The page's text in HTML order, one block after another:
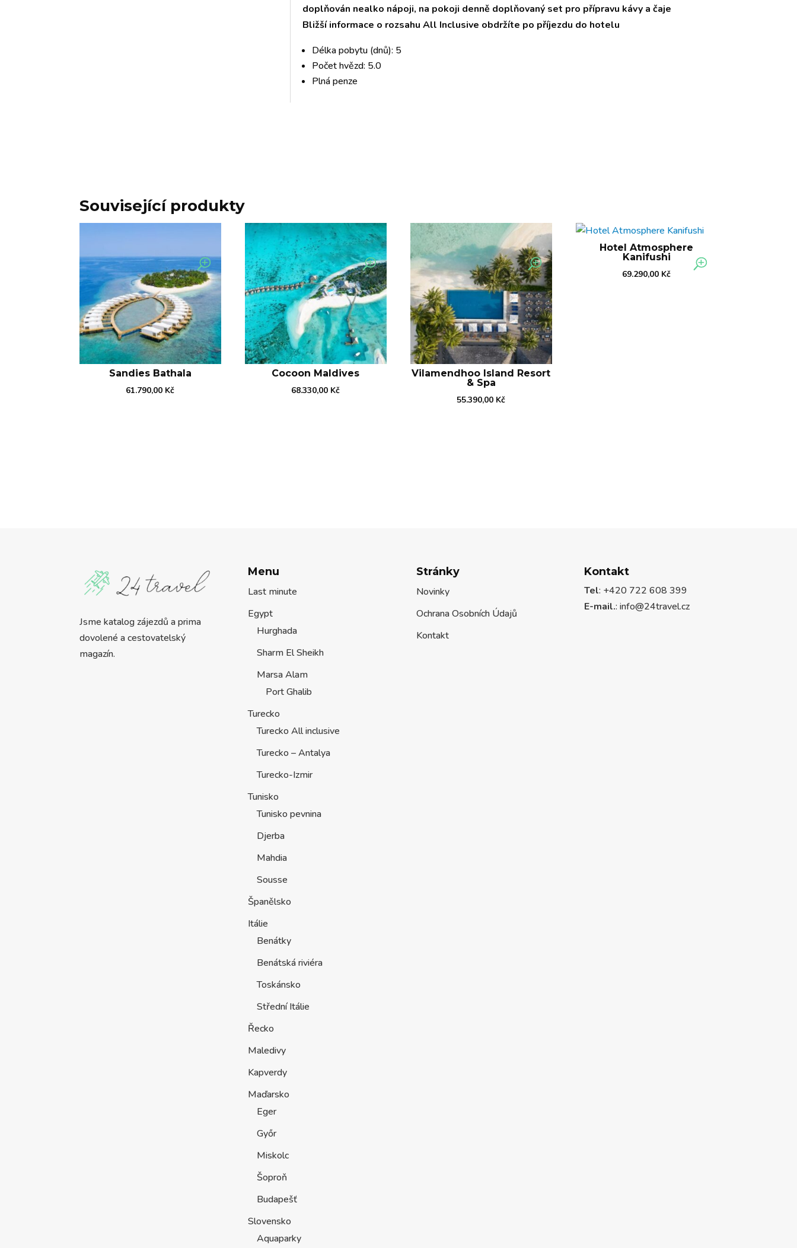
doplňován nealko nápoji, na pokoji denně doplňovaný set pro přípravu kávy a čaje
Bližší informace o rozsahu All Inclusive obdržíte po příjezdu do hotelu
Délka pobytu (dnů): 5
Počet hvězd: 5.0
Plná penze
Související produkty
Sandies Bathala
61.790,00 Kč
Cocoon Maldives
68.330,00 Kč
Vilamendhoo Island Resort
& Spa
55.390,00 Kč
Hotel Atmosphere
Kanifushi
69.290,00 Kč
Jsme katalog zájezdů a prima
dovolené a cestovatelský
magazín.
Menu
Last minute
Egypt
Hurghada
Sharm El Sheikh
Marsa Alam
Port Ghalib
Turecko
Turecko All inclusive
Turecko – Antalya
Turecko-Izmir
Tunisko
Tunisko pevnina
Djerba
Mahdia
Sousse
Španělsko
Itálie
Benátky
Benátská riviéra
Toskánsko
Střední Itálie
Řecko
Maledivy
Kapverdy
Maďarsko
Eger
Győr
Miskolc
Šoproň
Budapešť
Slovensko
Aquaparky
Stránky
Novinky
Ochrana Osobních Údajů
Kontakt
Kontakt
Tel: +420 722 608 399
E-mail.:info@24travel.cz